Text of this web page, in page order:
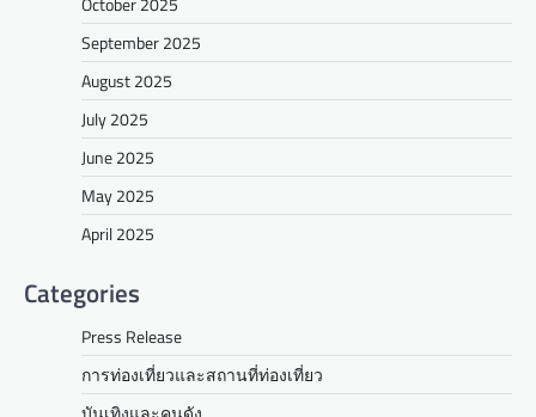
September 2025
August 2025
July 2025
June 2025
May 2025
April 2025
Categories
Press Release
การท่องเที่ยวและสถานที่ท่องเที่ยว